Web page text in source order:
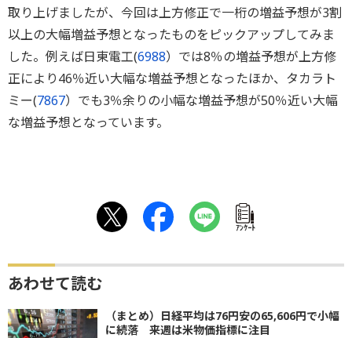
取り上げましたが、今回は上方修正で一桁の増益予想が3割
以上の大幅増益予想となったものをピックアップしてみま
した。例えば日東電工(6988）では8％の増益予想が上方修
正により46％近い大幅な増益予想となったほか、タカラト
ミー(7867）でも3％余りの小幅な増益予想が50％近い大幅
な増益予想となっています。
ｱﾝｹｰﾄ
あわせて読む
（まとめ）日経平均は76円安の65,606円で小幅
に続落 来週は米物価指標に注目